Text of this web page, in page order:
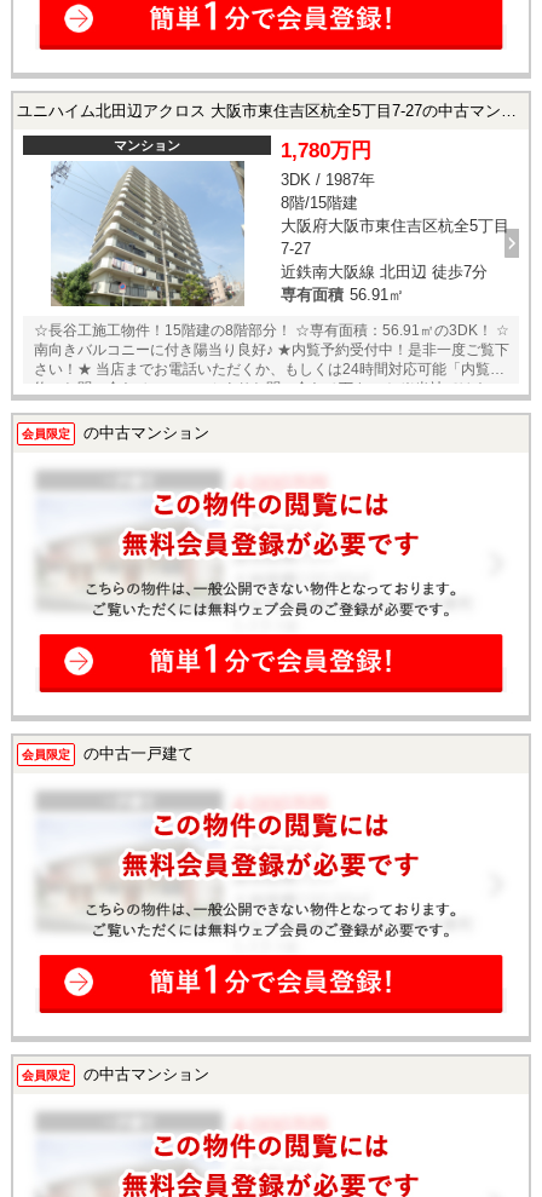
マンション 1,780万円
3DK / 1987年
8階/15階建
大阪府大阪市東住吉区杭全5丁目
7-27
近鉄南大阪線 北田辺 徒歩7分
専有面積 56.91㎡
☆長谷工施工物件！15階建の8階部分！ ☆専有面積：56.91㎡の3DK！ ☆
南向きバルコニーに付き陽当り良好♪ ★内覧予約受付中！是非一度ご覧下
さい！★ 当店までお電話いただくか、もしくは24時間対応可能「内覧予
約・お問い合わせ」フォームよりお問い合わせ下さい！ ※当社ではネッ
覧を希望される際は、物件名を担当者までお申し付け下さい。
会員限定 の中古マンション
会員限定 の中古一戸建て
会員限定 の中古マンション